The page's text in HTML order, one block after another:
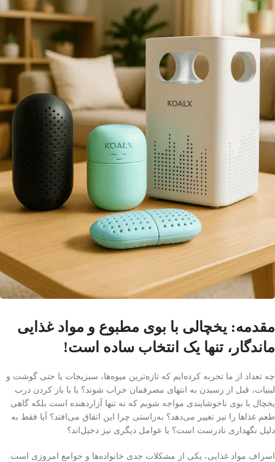
مقدمه: یخچالی با بوی مطبوع و مواد غذایی
ماندگار، تنها یک انتخاب ساده است!
چه تعداد از ما تجربه کرده‌ایم که تازه‌ترین میوه‌ها، سبزیجات یا حتی گوشت و
لبنیات، قبل از رسیدن به انتهای مصرفمان خراب شوند؟ یا با باز کردن درب
یخچال با بوی ناخوشایندی مواجه شویم که نه تنها آزاردهنده است بلکه گاهی
طعم غذاها را نیز تغییر می‌دهد؟ به‌راستی چرا این اتفاق می‌افتد؟ آیا فقط به
دلیل نگهداری نادرست است؟ یا عوامل دیگری نیز دخیل‌اند؟
اسراف مواد غذایی، یکی از مشکلات جدی خانواده‌ها و جوامع امروزی است.